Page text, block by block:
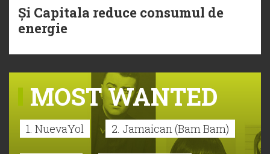
Și Capitala reduce consumul de
energie
MOST WANTED
1. NuevaYol 2. Jamaican (Bam Bam)